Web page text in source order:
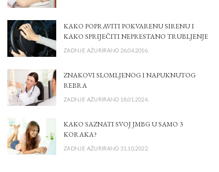
KAKO POPRAVITI POKVARENU SIRENU I
KAKO SPRIJEČITI NEPRESTANO TRUBLJENJE
ZADNJE AŽURIRANO 26.04.2016.
ZNAKOVI SLOMLJENOG I NAPUKNUTOG
REBRA
ZADNJE AŽURIRANO 18.01.2024.
KAKO SAZNATI SVOJ JMBG U SAMO 3
KORAKA?
ZADNJE AŽURIRANO 31.10.2022.